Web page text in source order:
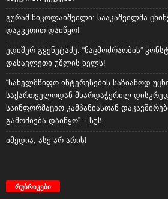
გურამ ნიკოლაიშვილი: სააკაშვილმა
დაკვეთით დაიწყო!
ედიშერ გვენეტაძე: “ნაცმოძრაობის”
დასავლეთი უშლის ხელს!
“სახელმწიფო ინტერესების საზიანოდ
საქართველოდან მხარდაჭერილ
საინფორმაციო კამპანიასთან
გამოძიება დაიწყო” – სუს
იმედია, ასე არ არის!
რუბრიკები